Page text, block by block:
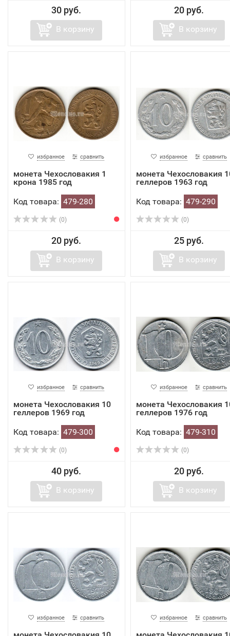
30 руб.
В корзину
20 руб.
В корзину
избранное сравнить
монета Чехословакия 1
крона 1985 год
Код товара: 479-280
(0)
20 руб.
В корзину
избранное сравнить
монета Чехословакия
геллеров 1963 год
Код товара: 479-290
(0)
25 руб.
В корзину
избранное сравнить
монета Чехословакия 10
геллеров 1969 год
Код товара: 479-300
(0)
40 руб.
В корзину
избранное сравнить
монета Чехословакия
геллеров 1976 год
Код товара: 479-310
(0)
20 руб.
В корзину
избранное сравнить избранное сравнить